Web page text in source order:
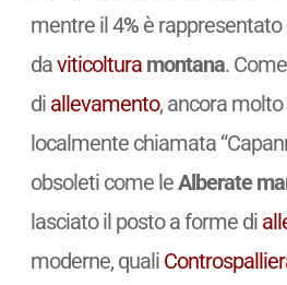
mentre il 4%è rappresentato
daviticolturamontana.
di allevamento, ancora
localmente chiamata
obsoleti come leAlberate
lasciato il posto a forme di
moderne, quali